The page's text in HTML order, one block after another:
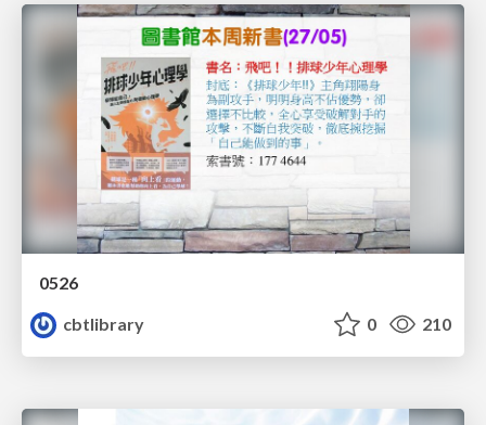
0526
cbtlibrary
0 210